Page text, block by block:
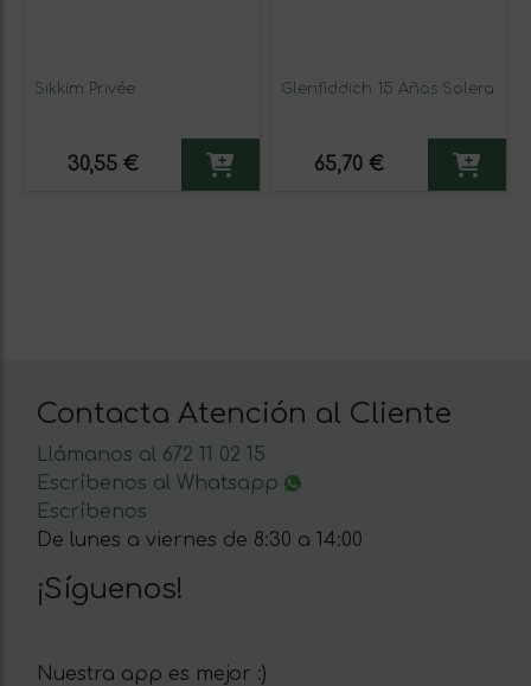
Sikkim Privée
30,55 €
Glenfiddich 15 Años Solera
65,70 €
Contacta Atención al Cliente
Llámanos al 672 11 02 15
Escríbenos al Whatsapp
Escríbenos
De lunes a viernes de 8:30 a 14:00
¡Síguenos!
Nuestra app es mejor :)